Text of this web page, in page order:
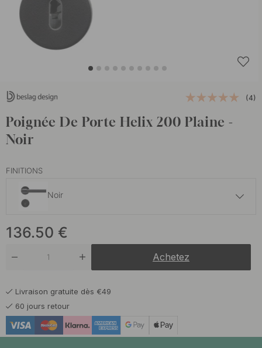
(4)
Poignée De Porte Helix 200 Plaine -
Noir
FINITIONS
Noir
En stock
136.50 €
Achetez
Livraison gratuite dès €49
60 jours retour